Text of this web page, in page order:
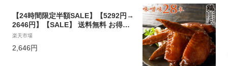
【24時間限定半額SALE】【5292円→
2646円】【SALE】 送料無料 お得な
大容量 さんわの手羽煮 味噌28本 創業
先使用 常温 簡単調理
楽天市場
2,646円